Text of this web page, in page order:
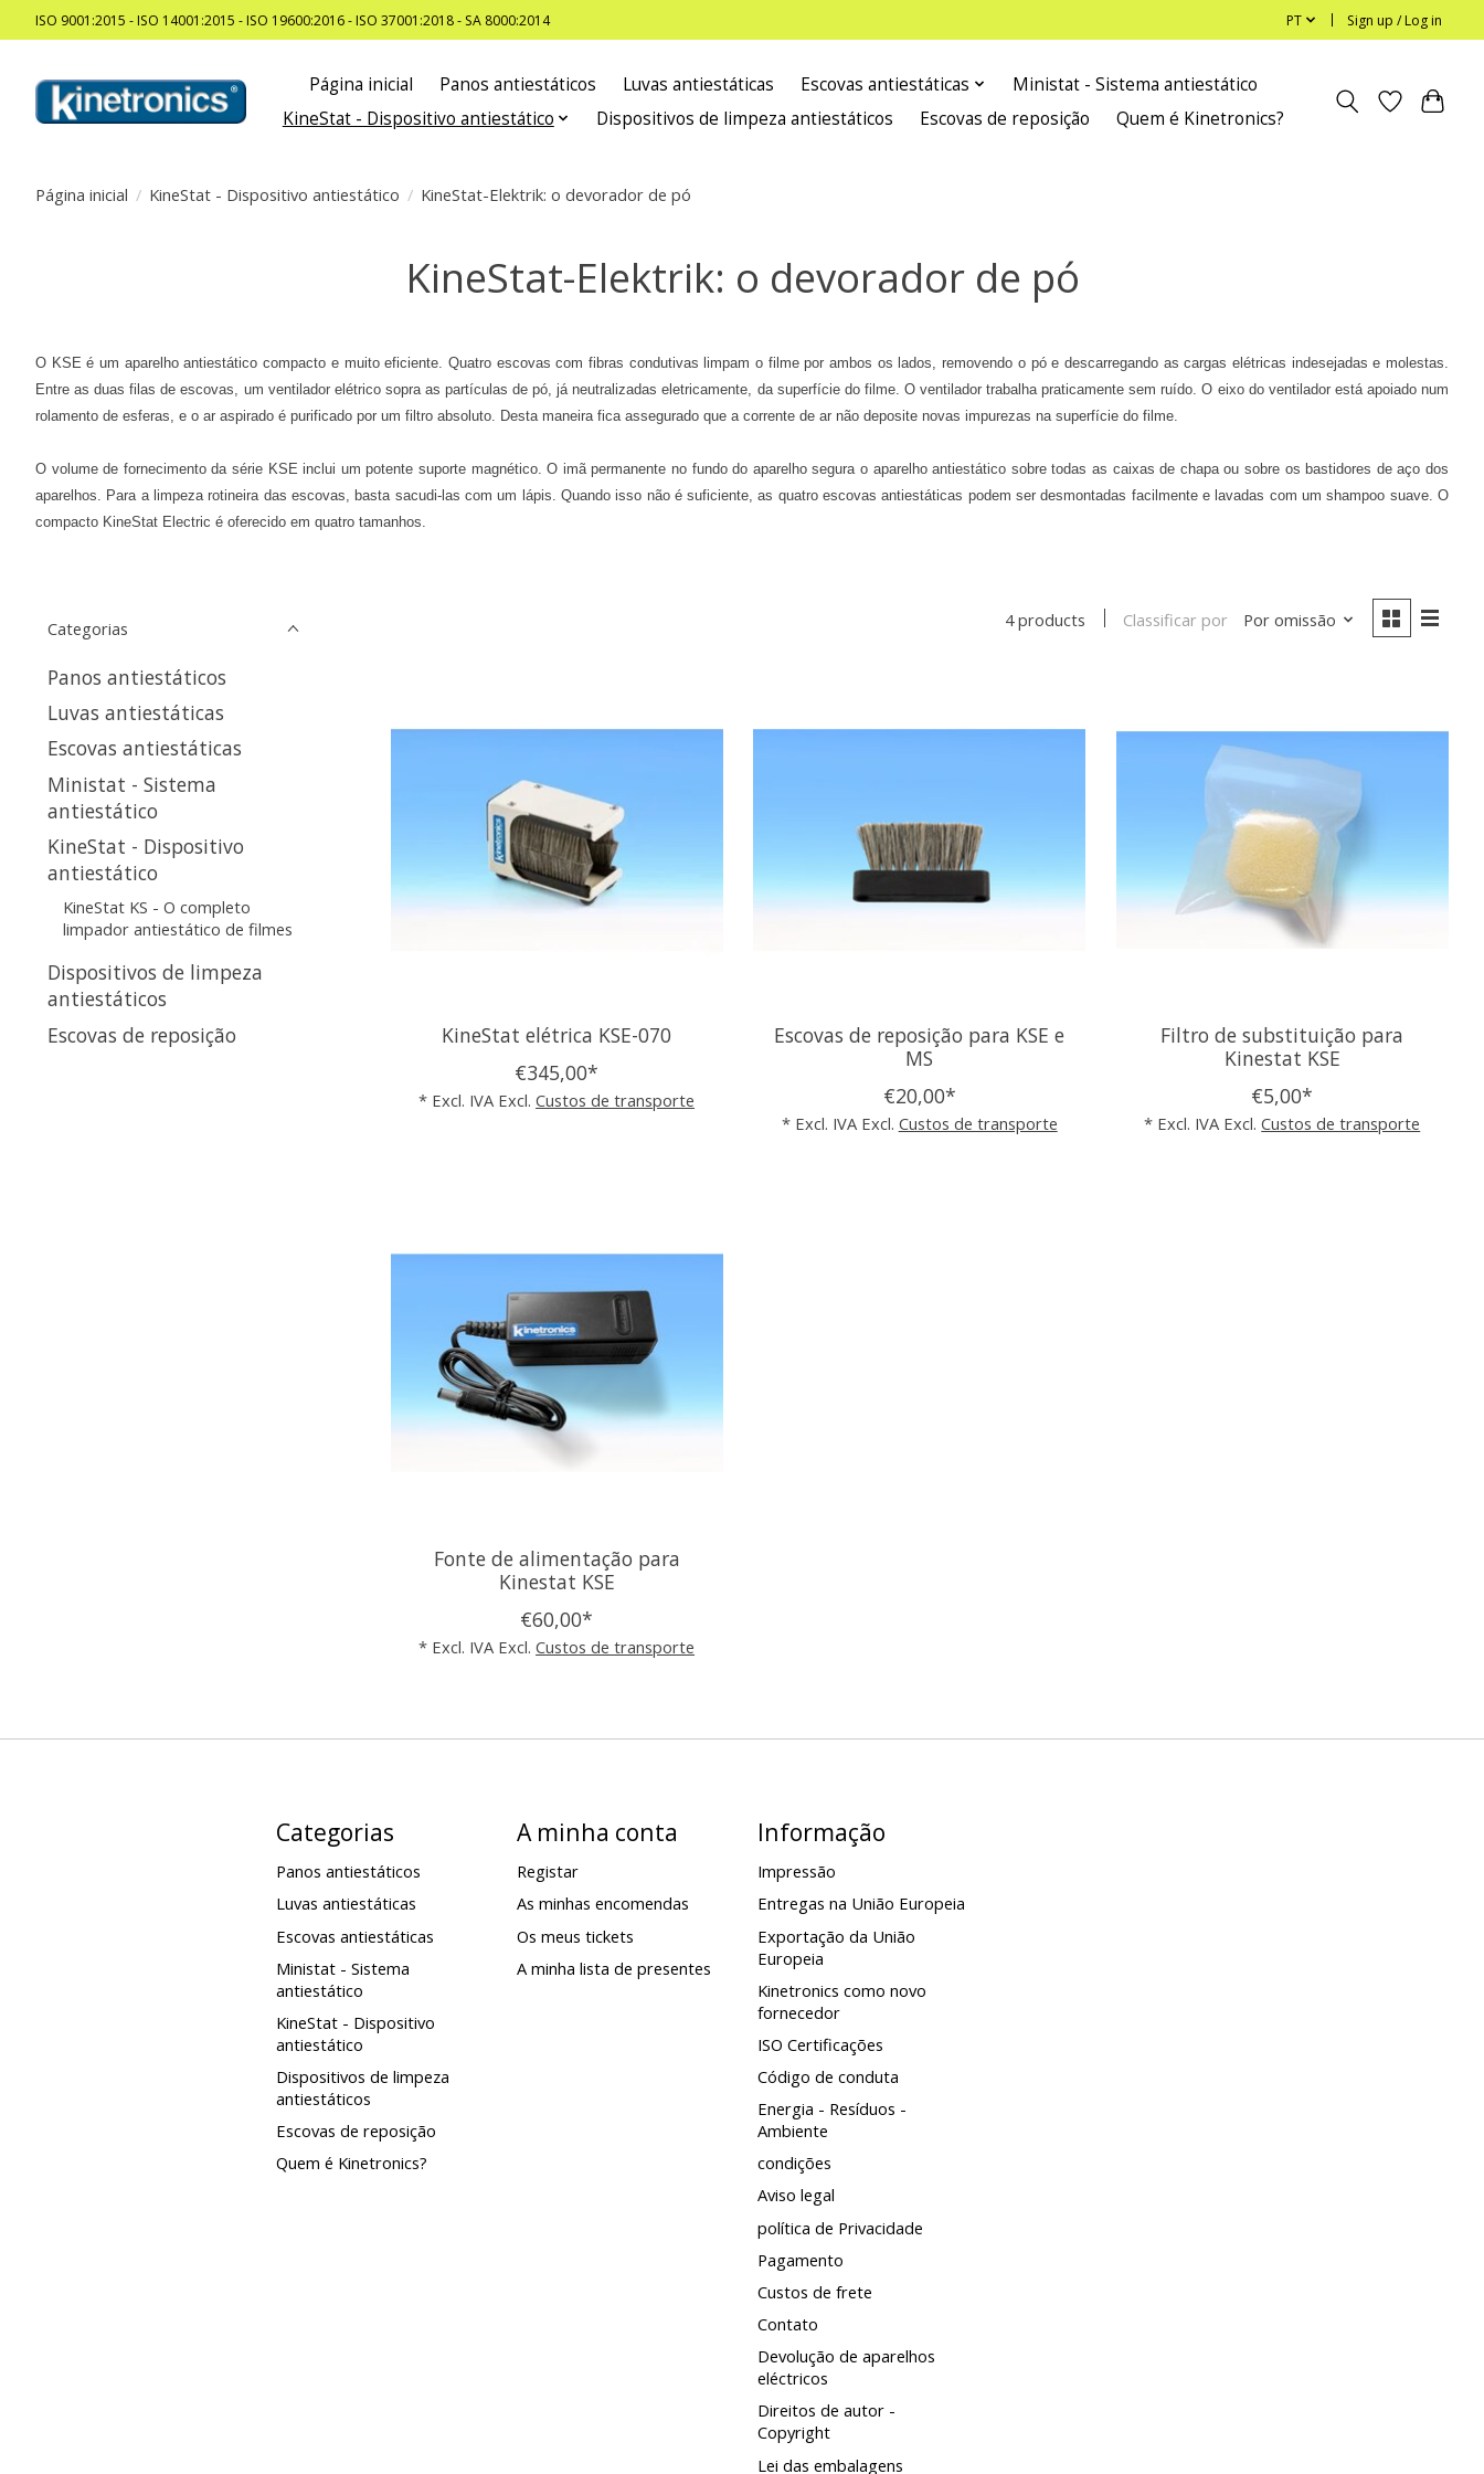
ISO 9001:2015 - ISO 14001:2015 - ISO 19600:2016 - ISO 37001:2018 - SA 8000:2014 PT Sign up / Log in
Página inicial Panos antiestáticos Luvas antiestáticas Escovas antiestáticas
Ministat - Sistema antiestático
KineStat - Dispositivo antiestático
Dispositivos de limpeza antiestáticos Escovas de reposição Quem é Kinetronics?
Página inicial / KineStat - Dispositivo antiestático / KineStat-Elektrik: o devorador de pó
KineStat-Elektrik: o devorador de pó
O KSE é um aparelho antiestático compacto e muito eficiente. Quatro escovas com fibras condutivas limpam o filme por ambos os lados, removendo o pó e descarregando as cargas elétricas indesejadas e molestas.
Entre as duas filas de escovas, um ventilador elétrico sopra as partículas de pó, já neutralizadas eletricamente, da superfície do filme. O ventilador trabalha praticamente sem ruído. O eixo do ventilador está apoiado num
rolamento de esferas, e o ar aspirado é purificado por um filtro absoluto. Desta maneira fica assegurado que a corrente de ar não deposite novas impurezas na superfície do filme.
O volume de fornecimento da série KSE inclui um potente suporte magnético. O imã permanente no fundo do aparelho segura o aparelho antiestático sobre todas as caixas de chapa ou sobre os bastidores de aço dos
aparelhos. Para a limpeza rotineira das escovas, basta sacudi-las com um lápis. Quando isso não é suficiente, as quatro escovas antiestáticas podem ser desmontadas facilmente e lavadas com um shampoo suave. O
compacto KineStat Electric é oferecido em quatro tamanhos.
Categorias
Panos antiestáticos
Luvas antiestáticas
Escovas antiestáticas
Ministat - Sistema
antiestático
KineStat - Dispositivo
antiestático
KineStat KS - O completo
limpador antiestático de filmes
Dispositivos de limpeza
antiestáticos
Escovas de reposição
4 products Classificar por Por omissão
KineStat elétrica KSE-070
€345,00*
* Excl. IVA Excl.Custos de transporte
Escovas de reposição para KSE e
MS
€20,00*
* Excl. IVA Excl. Custos de transporte
Filtro de substituição para
Kinestat KSE
€5,00*
* Excl. IVA Excl.Custos de transporte
Fonte de alimentação para
Kinestat KSE
€60,00*
* Excl. IVA Excl.Custos de transporte
Categorias
Panos antiestáticos
Luvas antiestáticas
Escovas antiestáticas
Ministat - Sistema
antiestático
KineStat - Dispositivo
antiestático
Dispositivos de limpeza
antiestáticos
Escovas de reposição
Quem é Kinetronics?
A minha conta
Registar
As minhas encomendas
Os meus tickets
A minha lista de presentes
Informação
Impressão
Entregas na União Europeia
Exportação da União
Europeia
Kinetronics como novo
fornecedor
ISO Certificações
Código de conduta
Energia - Resíduos -
Ambiente
condições
Aviso legal
política de Privacidade
Pagamento
Custos de frete
Contato
Devolução de aparelhos
eléctricos
Direitos de autor -
Copyright
Lei das embalagens